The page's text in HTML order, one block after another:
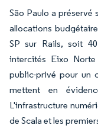
São Paulo a préservé
allocations
SP sur Rails, soit
intercités Eixo
public-privé pour un
mettent en
L'infrastructure
de Scala et les